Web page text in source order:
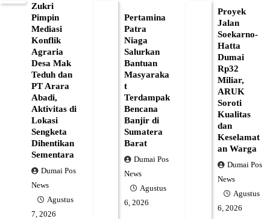
Zukri
Pimpin
Mediasi
Konflik
Agraria
Desa Mak
Teduh dan
PT Arara
Abadi,
Aktivitas di
Lokasi
Sengketa
Dihentikan
Sementara
Dumai Pos
News
Agustus
7, 2026
Pertamina
Patra
Niaga
Salurkan
Bantuan
Masyaraka
t
Terdampak
Bencana
Banjir di
Sumatera
Barat
Dumai Pos
News
Agustus
6, 2026
Proyek
Jalan
Soekarno-
Hatta
Dumai
Rp32
Miliar,
ARUK
Soroti
Kualitas
dan
Keselamat
an Warga
Dumai Pos
News
Agustus
6, 2026